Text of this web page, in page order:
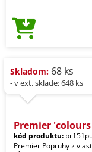
Skladom: 68 ks
- v ext. sklade: 648 ks
Premier
kód produktu:
Premier Popruhy z